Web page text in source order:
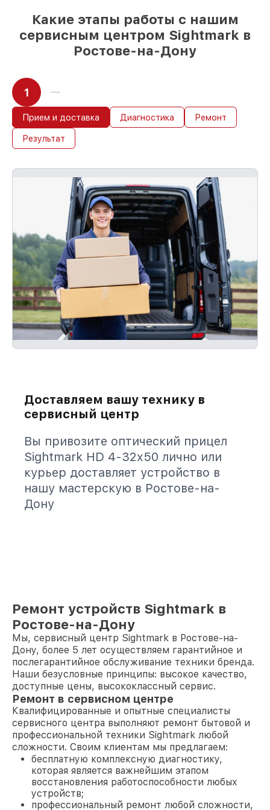
Какие этапы работы с нашим
сервисным центром Sightmark в
Ростове-на-Дону
1
Прием и доставка Диагностика Ремонт
Результат
Доставляем вашу технику в
сервисный центр
Вы привозите оптический прицел
Sightmark HD 4-32x50 лично или
курьер доставляет устройство в
нашу мастерскую в Ростове-на-
Дону
Ремонт устройств Sightmark в
Ростове-на-Дону
Мы, сервисный центр Sightmark в Ростове-на-
Дону, более 5 лет осуществляем гарантийное и
послегарантийное обслуживание техники бренда.
Наши безусловные принципы: высокое качество,
доступные цены, высококлассный сервис.
Ремонт в сервисном центре
Квалифицированные и опытные специалисты
сервисного центра выполняют ремонт бытовой и
профессиональной техники Sightmark любой
сложности. Своим клиентам мы предлагаем:
бесплатную комплексную диагностику,
которая является важнейшим этапом
восстановления работоспособности любых
устройств;
профессиональный ремонт любой сложности,